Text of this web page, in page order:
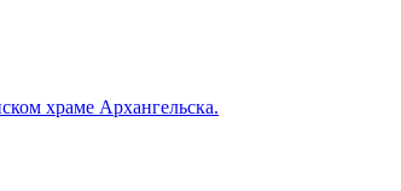
храме Архангельска.